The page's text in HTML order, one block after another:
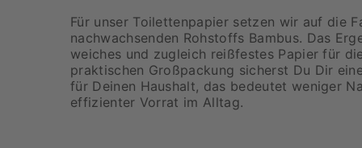
Für unser Toilettenpapier setzen wir auf die
nachwachsenden Rohstoffs Bambus. Das
weiches und zugleich reißfestes Papier für
praktischen Großpackung sicherst Du Dir
für Deinen Haushalt, das bedeutet weniger
effizienter Vorrat im Alltag.